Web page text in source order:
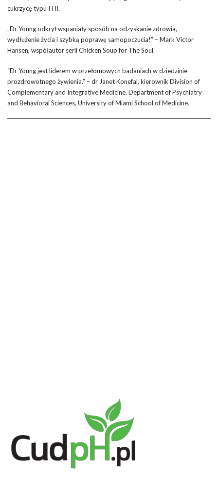
cukrzycę typu I i II.
„Dr Young odkrył wspaniały sposób na odzyskanie zdrowia,
wydłużenie życia i szybką poprawę samopoczucia!” – Mark Victor
Hansen, współautor serii Chicken Soup for The Soul.
“Dr Young jest liderem w przełomowych badaniach w dziedzinie
prozdrowotnego żywienia.” – dr Janet Konefal, kierownik Division of
Complementary and Integrative Medicine, Department of Psychiatry
and Behavioral Sciences, University of Miami School of Medicine.